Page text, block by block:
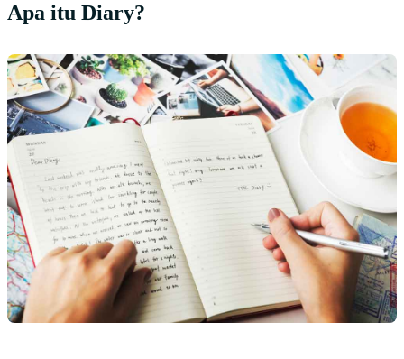
Apa itu Diary?